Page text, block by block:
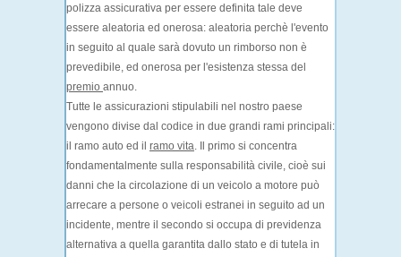
polizza assicurativa per essere definita tale deve
essere aleatoria ed onerosa: aleatoria perchè l'evento
in seguito al quale sarà dovuto un rimborso non è
prevedibile, ed onerosa per l'esistenza stessa del
premio annuo.
Tutte le assicurazioni stipulabili nel nostro paese
vengono divise dal codice in due grandi rami principali:
il ramo auto ed il ramo vita. Il primo si concentra
fondamentalmente sulla responsabilità civile, cioè sui
danni che la circolazione di un veicolo a motore può
arrecare a persone o veicoli estranei in seguito ad un
incidente, mentre il secondo si occupa di previdenza
alternativa a quella garantita dallo stato e di tutela in